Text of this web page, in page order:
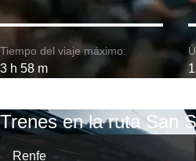
Tiempo del viaje máximo:
3 h 58 m
Trenes en la ruta San
Renfe